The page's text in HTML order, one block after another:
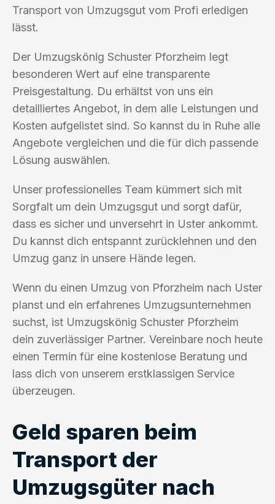
Transport von Umzugsgut vom Profi erledigen
lässt.
Der Umzugskönig Schuster Pforzheim legt
besonderen Wert auf eine transparente
Preisgestaltung. Du erhältst von uns ein
detailliertes Angebot, in dem alle Leistungen und
Kosten aufgelistet sind. So kannst du in Ruhe alle
Angebote vergleichen und die für dich passende
Lösung auswählen.
Unser professionelles Team kümmert sich mit
Sorgfalt um dein Umzugsgut und sorgt dafür,
dass es sicher und unversehrt in Uster ankommt.
Du kannst dich entspannt zurücklehnen und den
Umzug ganz in unsere Hände legen.
Wenn du einen Umzug von Pforzheim nach Uster
planst und ein erfahrenes Umzugsunternehmen
suchst, ist Umzugskönig Schuster Pforzheim
dein zuverlässiger Partner. Vereinbare noch heute
einen Termin für eine kostenlose Beratung und
lass dich von unserem erstklassigen Service
überzeugen.
Geld sparen beim
Transport der
Umzugsgüter nach